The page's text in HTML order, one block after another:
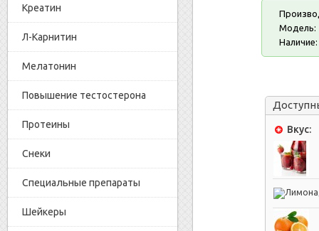
Креатин
Л-Карнитин
Мелатонин
Повышение тестостерона
Протеины
Снеки
Специальные препараты
Шейкеры
Модель:
Наличие:
Вкус: